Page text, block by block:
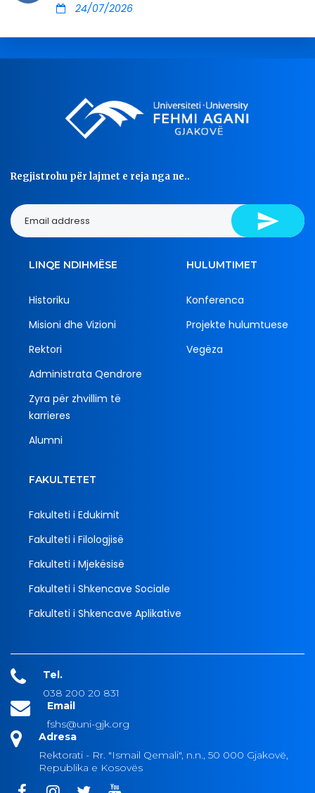
24/07/2026
Regjistrohu për lajmet e reja nga ne..
LINQE NDIHMËSE
Historiku
Misioni dhe Vizioni
Rektori
Administrata Qendrore
Zyra për zhvillim të
karrieres
Alumni
HULUMTIMET
Konferenca
Projekte hulumtuese
Vegëza
FAKULTETET
Fakulteti i Edukimit
Fakulteti i Filologjisë
Fakulteti i Mjekësisë
Fakulteti i Shkencave Sociale
Fakulteti i Shkencave Aplikative
Tel.
038 200 20 831
Email
fshs@uni-gjk.org
Adresa
Rektorati - Rr. "Ismail Qemali", n.n., 50 000 Gjakovë,
Republika e Kosovës